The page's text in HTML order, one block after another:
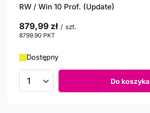
RW / Win 10 Prof. (Update)
879,99 zł / szt.
8799.90 PKT
Dostępny
Ilość produktów Do koszyka